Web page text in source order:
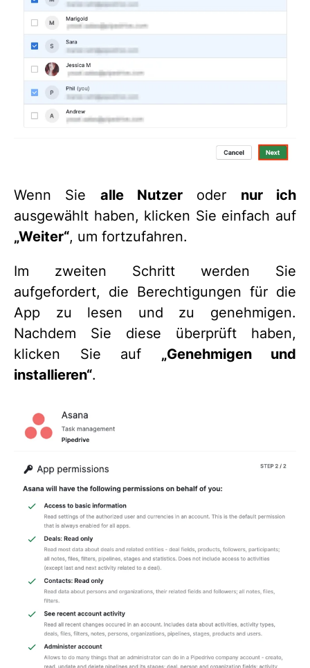
Wenn Sie alle Nutzer oder nur ich
ausgewählt haben, klicken Sie einfach auf
„Weiter“, um fortzufahren.
Im zweiten Schritt werden Sie
aufgefordert, die Berechtigungen für die
App zu lesen und zu genehmigen.
Nachdem Sie diese überprüft haben,
klicken Sie auf „Genehmigen und
installieren“.